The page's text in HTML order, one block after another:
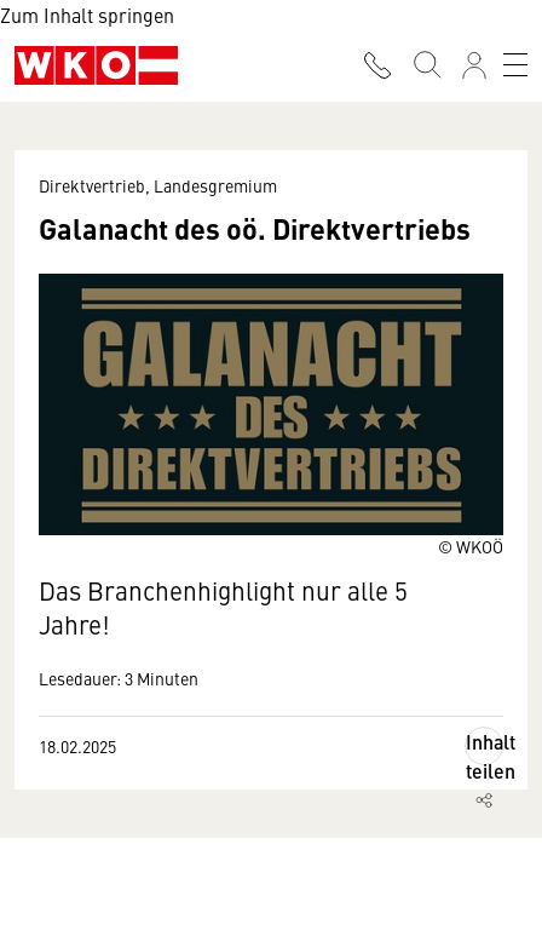
Zum Inhalt springen
© WKOÖ
Direktvertrieb, Landesgremium
Galanacht des oö. Direktvertriebs
Das Branchenhighlight nur alle 5
Jahre!
Lesedauer: 3 Minuten
18.02.2025
Inhalt
teilen